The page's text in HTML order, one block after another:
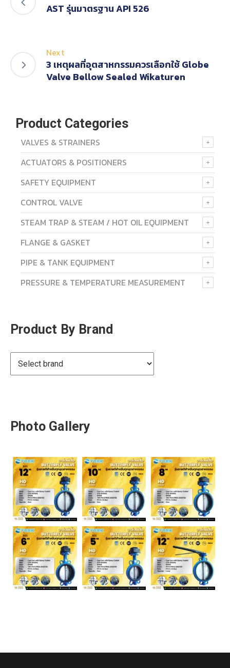
AST รุ่นมาตรฐาน API 526
Next
3 เหตุผลที่อุตสาหกรรมควรเลือกใช้ Globe
Valve Bellow Sealed Wikaturen
Product Categories
VALVES & STRAINERS
ACTUATORS & POSITIONERS
SAFETY EQUIPMENT
CONTROL VALVE
STEAM TRAP & STEAM / HOT OIL EQUIPMENT
FLANGE & GASKET
PIPE & TANK EQUIPMENT
PRESSURE & TEMPERATURE MEASUREMENT
Product By Brand
Photo Gallery